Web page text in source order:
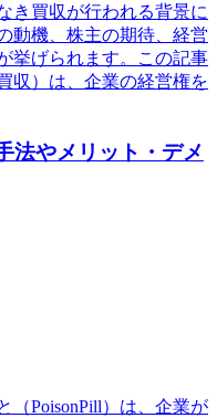
き買収が行われる背景に
動機、株主の期待、経営
挙げられます。この記事
収）は、企業の経営権を
法やメリット・デメ
（PoisonPill）は、企業が